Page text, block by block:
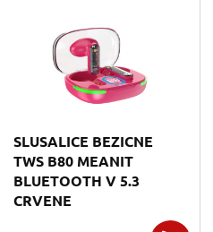
SLUSALICE BEZICNE
TWS B80 MEANIT
BLUETOOTH V 5.3
CRVENE